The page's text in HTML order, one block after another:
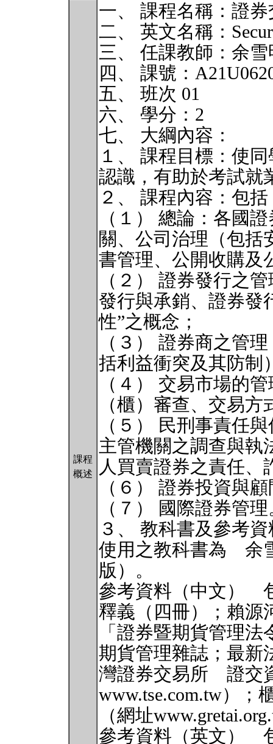
課程
概述
一、 課程名稱：證
二、 英文名稱：
三、 任課教師：余雪
四、 課號：
五、 班次 01
六、 學分：2
七、 大綱內容：
１、 課程目標：使
認識，有助於考試就
２、 課程內容：包括
（１） 總論：各國
關、公司治理（包括
書管理、公開收購及
（２） 證券發行之
發行與承銷、證券發
性”之概念；
（３） 證券商之管
括利益衝突及其防制
（４） 交易市場的
（櫃）審查、交易
（５） 民刑事責任
主管機關之調查與執
人買賣證券之責任、
（６） 證券投資與
（７） 國際證券管
３、 教科書及參考
使用之教科書為 余
版）。
參考資料（中文）
釋義（四冊）；賴
「證券暨期貨管理
期貨管理雜誌；最新
灣證券交易所 證交
www.tse.com.tw）
（網址
參考資料（英文）